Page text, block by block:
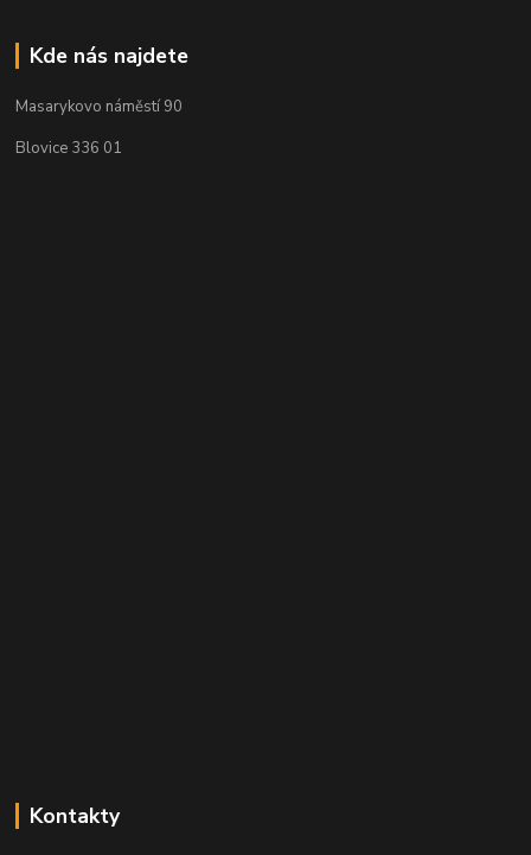
Kde nás najdete
Masarykovo náměstí 90
Blovice 336 01
Kontakty